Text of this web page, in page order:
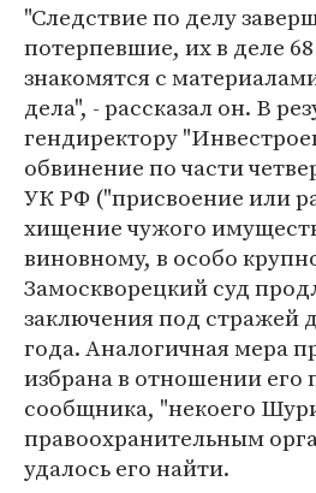
"Следствие по делу
потерпевшие, их в деле
знакомятся с
дела", - рассказал он. В
гендиректору
обвинение по части
УК РФ ("присвоение или
хищение чужого
виновному, в особо
Замоскворецкий суд
заключения под стражей
года. Аналогичная мера
избрана в отношении его
сообщника, "некоего
правоохранительным
удалось его найти.